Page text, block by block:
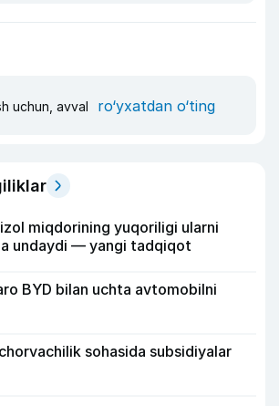
uchun, avval ro‘yxatdan o‘ting
miqdorining yuqoriligi ularni
undaydi — yangi tadqiqot
BYD bilan uchta avtomobilni
sohasida subsidiyalar